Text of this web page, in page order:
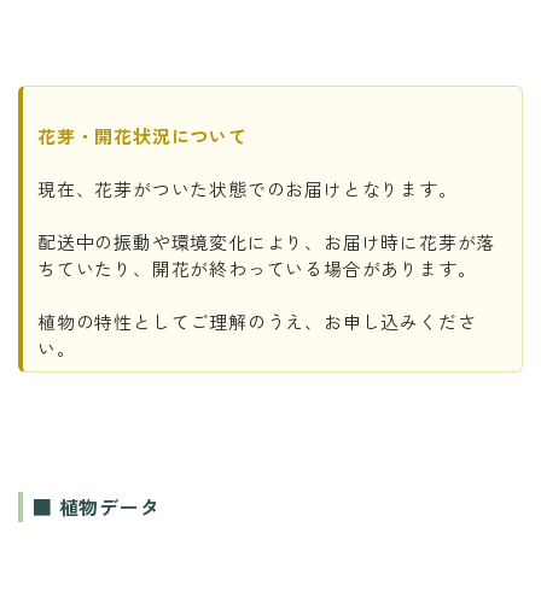
花芽・開花状況について
現在、花芽がついた状態でのお届けとなります。
配送中の振動や環境変化により、お届け時に花芽が落
ちていたり、開花が終わっている場合があります。
植物の特性としてご理解のうえ、お申し込みくださ
い。
■ 植物データ